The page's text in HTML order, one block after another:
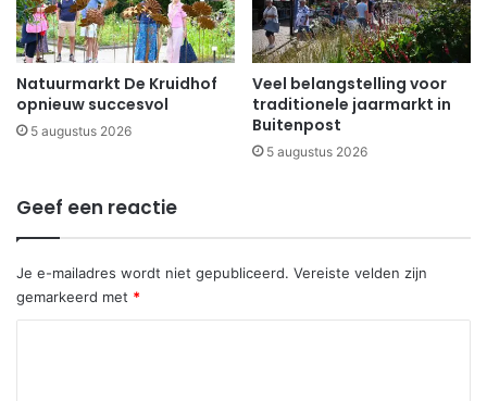
Natuurmarkt De Kruidhof
opnieuw succesvol
5 augustus 2026
Veel belangstelling voor
traditionele jaarmarkt in
Buitenpost
5 augustus 2026
Geef een reactie
Je e-mailadres wordt niet gepubliceerd. Vereiste velden zijn
gemarkeerd met *